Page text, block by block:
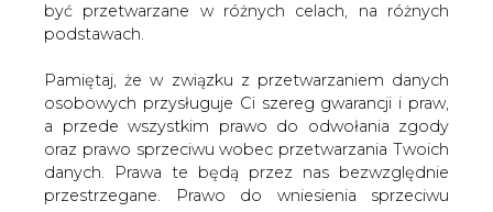
być przetwarzane w różnych celach, na różnych
podstawach.
Pamiętaj, że w związku z przetwarzaniem danych
osobowych przysługuje Ci szereg gwarancji i praw,
a przede wszystkim prawo do odwołania zgody
oraz prawo sprzeciwu wobec przetwarzania Twoich
danych. Prawa te będą przez nas bezwzględnie
przestrzegane. Prawo do wniesienia sprzeciwu
Będą zmiany w zarządzie JSW?